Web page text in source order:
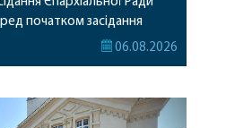
початком засідання
Ради від імені членів Ради
здоров’я, Божої
радості та
06.08.2026